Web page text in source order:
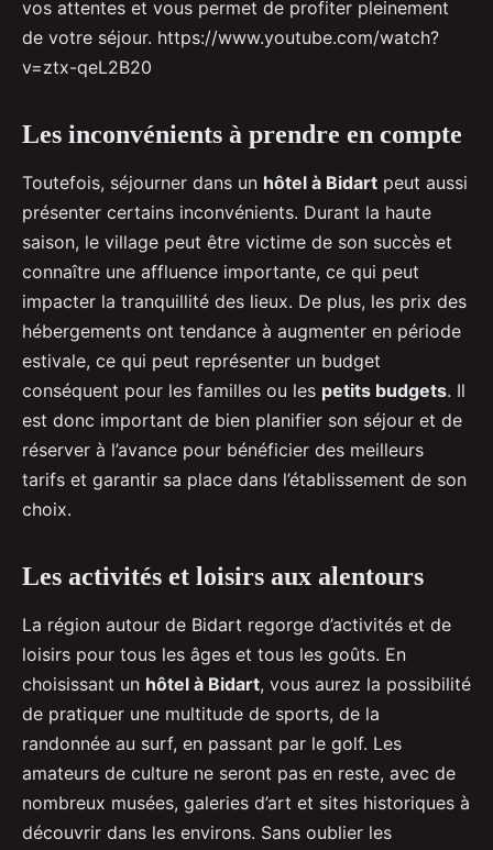
vos attentes et vous permet de profiter pleinement
de votre séjour. https://www.youtube.com/watch?
v=ztx-qeL2B20
Les inconvénients à prendre en compte
Toutefois, séjourner dans un hôtel à Bidart peut aussi
présenter certains inconvénients. Durant la haute
saison, le village peut être victime de son succès et
connaître une affluence importante, ce qui peut
impacter la tranquillité des lieux. De plus, les prix des
hébergements ont tendance à augmenter en période
estivale, ce qui peut représenter un budget
conséquent pour les familles ou les petits budgets. Il
est donc important de bien planifier son séjour et de
réserver à l’avance pour bénéficier des meilleurs
tarifs et garantir sa place dans l’établissement de son
choix.
Les activités et loisirs aux alentours
La région autour de Bidart regorge d’activités et de
loisirs pour tous les âges et tous les goûts. En
choisissant un hôtel à Bidart, vous aurez la possibilité
de pratiquer une multitude de sports, de la
randonnée au surf, en passant par le golf. Les
amateurs de culture ne seront pas en reste, avec de
nombreux musées, galeries d’art et sites historiques à
découvrir dans les environs. Sans oublier les